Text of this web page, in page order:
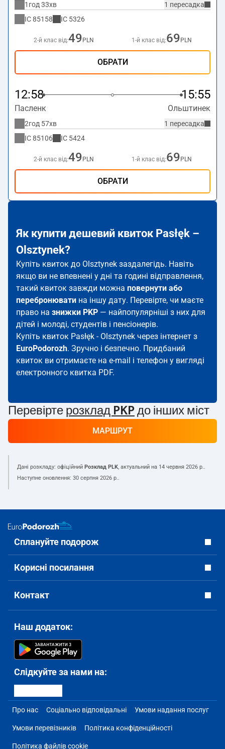
1 пересадка
1год 33хв
IC85158 IC 5326
2-й клас від:49 PLN 1-й клас від:69 PLN
ОБРАТИ
12:58 15:55
Пасленк Ольштинек
1 пересадка
2год 57хв
IC85106 IC 5424
2-й клас від:49 PLN 1-й клас від:69 PLN
ОБРАТИ
Як купити дешевий квиток Pasłęk –
Olsztynek?
Купіть квиток до Olsztynek заздалегідь. Навіть
якщо ви не впевнені у дні та годині відправлення,
такий квиток завжди можна повернути або
перебронювати на іншу дату. Перевірте, чи маєте
право на знижки PKP — найпопулярніші з них для
дітей і молоді, студентів і пенсіонерів.
Купіть квиток Pasłęk - Olsztynek через інтернет з
EuroPodorozh. Зручно і безпечно. Придбаний
квиток ви отримаєте на e-mail і телефон у вигляді
електронного квитка PDF.
Перевірте розклад PKP до інших міст
МАРШРУТ
Дані розкладу: офіційний Розклад PLK, актуальний на 14 червня 2026 р..
Наступне оновлення: 30 серпня 2026 р..
Сплануйте подорож
Корисні посилання
Контакт
Наш додаток:
Слідкуйте за нами на:
Про нас Соціально відповідальні Умови надання послуг
Умови перевізників Політика конфіденційності
Політика файлів cookie